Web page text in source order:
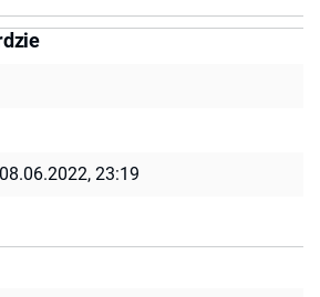
08.06.2022, 23:19